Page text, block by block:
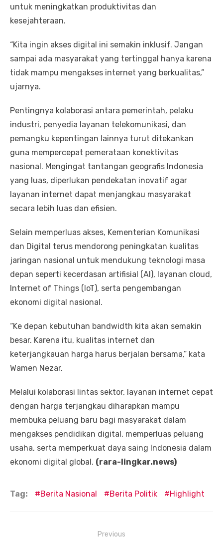
untuk meningkatkan produktivitas dan
kesejahteraan.
“Kita ingin akses digital ini semakin inklusif. Jangan
sampai ada masyarakat yang tertinggal hanya karena
tidak mampu mengakses internet yang berkualitas,”
ujarnya.
Pentingnya kolaborasi antara pemerintah, pelaku
industri, penyedia layanan telekomunikasi, dan
pemangku kepentingan lainnya turut ditekankan
guna mempercepat pemerataan konektivitas
nasional. Mengingat tantangan geografis Indonesia
yang luas, diperlukan pendekatan inovatif agar
layanan internet dapat menjangkau masyarakat
secara lebih luas dan efisien.
Selain memperluas akses, Kementerian Komunikasi
dan Digital terus mendorong peningkatan kualitas
jaringan nasional untuk mendukung teknologi masa
depan seperti kecerdasan artifisial (AI), layanan cloud,
Internet of Things (IoT), serta pengembangan
ekonomi digital nasional.
“Ke depan kebutuhan bandwidth kita akan semakin
besar. Karena itu, kualitas internet dan
keterjangkauan harga harus berjalan bersama,” kata
Wamen Nezar.
Melalui kolaborasi lintas sektor, layanan internet cepat
dengan harga terjangkau diharapkan mampu
membuka peluang baru bagi masyarakat dalam
mengakses pendidikan digital, memperluas peluang
usaha, serta memperkuat daya saing Indonesia dalam
ekonomi digital global. (rara-lingkar.news)
Tag: Berita Nasional Berita Politik Highlight
Previous